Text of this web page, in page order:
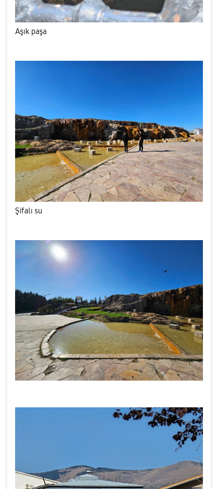
Aşık paşa
Şifalı su